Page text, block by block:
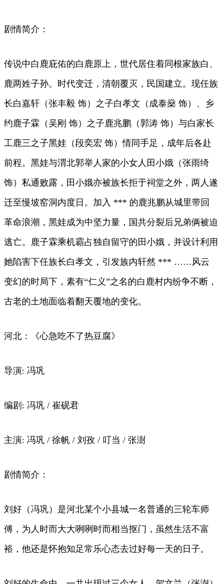
剧情简介：
传说中白鹿庇佑的白鹿原上，世代居住着同根家族白、
鹿两姓子孙。时代变迁，清朝覆灭，民国建立。现任族
长白嘉轩（张丰毅 饰）之子白孝文（成泰燊 饰）、乡
约鹿子霖（吴刚 饰）之子鹿兆鹏（郭涛 饰）与白家长
工鹿三之子黑娃（段奕宏 饰）情同手足，成年后各赴
前程。黑娃与渭北郭举人家的小女人田小娥（张雨绮
饰）私通败露，田小娥亦被族长拒于祠堂之外，两人遂
迁至慢坡窑洞内度日。加入 *** 的鹿兆鹏从城里带回
革命浪潮，黑娃成为中坚力量，国共分裂后兄弟俩被迫
逃亡。鹿子霖乘机霸占独自留守的田小娥，并设计利用
她陷害下任族长白孝文，引发族内轩然 *** ……风云
变幻的时局下，素有“仁义”之名的白鹿村内纷争不断，
古老的土地面临着翻天覆地的变化。
河北：《心急吃不了热豆腐》
导演: 冯巩
编剧: 冯巩 / 崔砚君
主演: 冯巩 / 徐帆 / 刘孜 / 叮当 / 张澍
剧情简介：
刘好（冯巩）是河北某个小县城一名普通的三轮车师
傅，为人时而大大咧咧时而相当抠门，虽然生活不富
裕，他还是怀抱知足常乐心态去过好每一天的日子。